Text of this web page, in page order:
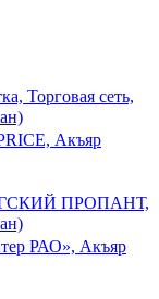
Торговая сеть,
Акъяр
ПРОПАНТ,
РАО», Акъяр